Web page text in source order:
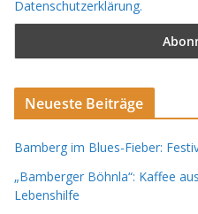
Datenschutzerklärung.
Neueste Beiträge
Bamberg im Blues-Fieber:
„Bamberger Böhnla“: Kaffee
Lebenshilfe